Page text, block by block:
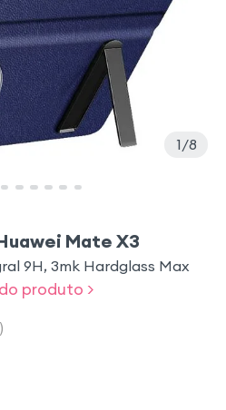
1 8
Mate X3
9H, 3mk Hardglass Max
produto >